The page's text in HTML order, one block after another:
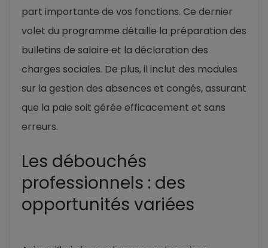
part importante de vos fonctions. Ce dernier
volet du programme détaille la préparation des
bulletins de salaire et la déclaration des
charges sociales. De plus, il inclut des modules
sur la gestion des absences et congés, assurant
que la paie soit gérée efficacement et sans
erreurs.
Les débouchés
professionnels : des
opportunités variées